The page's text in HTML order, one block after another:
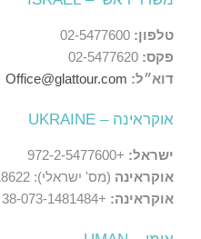
טלפון:
פקס:
דוא״ל: Office@glattour.com
אוקראינה – UKRAINE
ישראל: +972-2-5477600
אוקראינה (מס' ישראלי): 072-2118622
אוקראינה: +38-073-1481484